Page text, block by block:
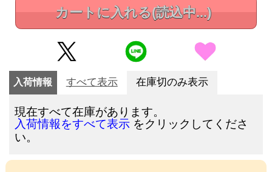
カートに入れる(読込中...)
入荷情報 すべて表示 在庫切のみ表示
現在すべて在庫があります。
入荷情報をすべて表示 をクリックしてくださ
い。